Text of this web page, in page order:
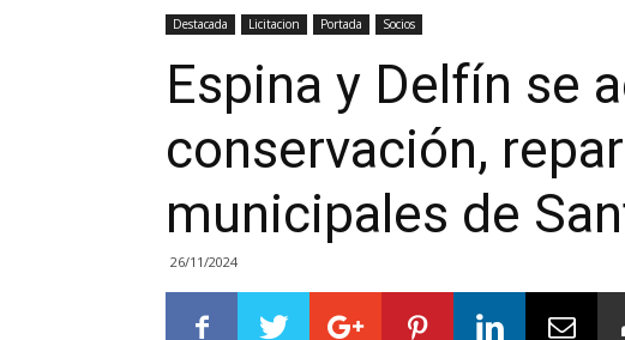
Destacada Licitacion Portada Socios
Espina y Delfín se
conservación,
municipales de
26/11/2024